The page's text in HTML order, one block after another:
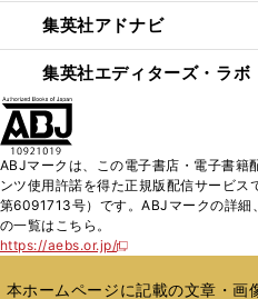
集英社アドナビ
集英社エディターズ・ラボ
ABJマークは、この電子書店・電子書籍
ンツ使用許諾を得た正規版配信サービス
第6091713号）です。ABJマークの詳細
の一覧はこちら。
https://aebs.or.jp/
新
い
本ホームページに記載の文章・画